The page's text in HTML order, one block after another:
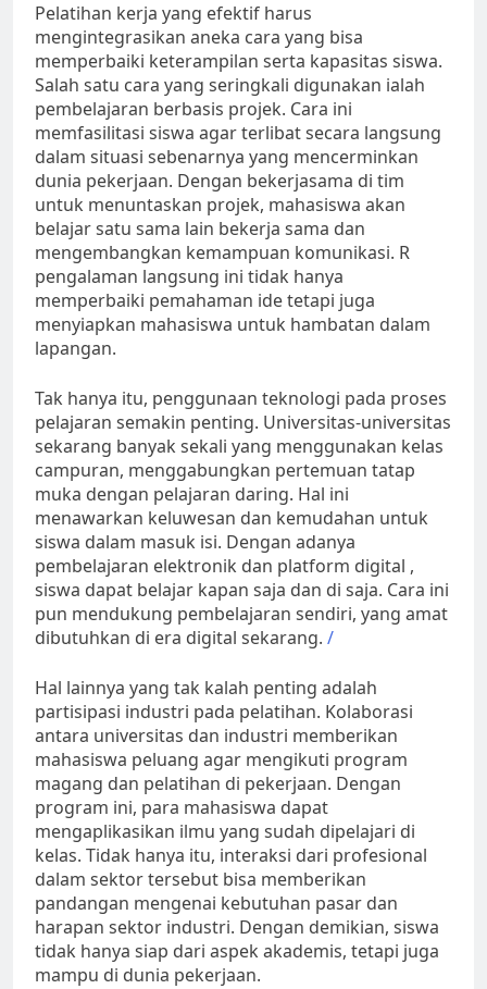
Pelatihan kerja yang efektif harus
mengintegrasikan aneka cara yang bisa
memperbaiki keterampilan serta kapasitas siswa.
Salah satu cara yang seringkali digunakan ialah
pembelajaran berbasis projek. Cara ini
memfasilitasi siswa agar terlibat secara langsung
dalam situasi sebenarnya yang mencerminkan
dunia pekerjaan. Dengan bekerjasama di tim
untuk menuntaskan projek, mahasiswa akan
belajar satu sama lain bekerja sama dan
mengembangkan kemampuan komunikasi. R
pengalaman langsung ini tidak hanya
memperbaiki pemahaman ide tetapi juga
menyiapkan mahasiswa untuk hambatan dalam
lapangan.
Tak hanya itu, penggunaan teknologi pada proses
pelajaran semakin penting. Universitas-universitas
sekarang banyak sekali yang menggunakan kelas
campuran, menggabungkan pertemuan tatap
muka dengan pelajaran daring. Hal ini
menawarkan keluwesan dan kemudahan untuk
siswa dalam masuk isi. Dengan adanya
pembelajaran elektronik dan platform digital ,
siswa dapat belajar kapan saja dan di saja. Cara ini
pun mendukung pembelajaran sendiri, yang amat
dibutuhkan di era digital sekarang. /
Hal lainnya yang tak kalah penting adalah
partisipasi industri pada pelatihan. Kolaborasi
antara universitas dan industri memberikan
mahasiswa peluang agar mengikuti program
magang dan pelatihan di pekerjaan. Dengan
program ini, para mahasiswa dapat
mengaplikasikan ilmu yang sudah dipelajari di
kelas. Tidak hanya itu, interaksi dari profesional
dalam sektor tersebut bisa memberikan
pandangan mengenai kebutuhan pasar dan
harapan sektor industri. Dengan demikian, siswa
tidak hanya siap dari aspek akademis, tetapi juga
mampu di dunia pekerjaan.